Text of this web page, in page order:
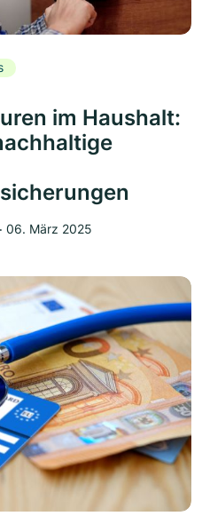
im Haushalt:
‧ 06. März 2025